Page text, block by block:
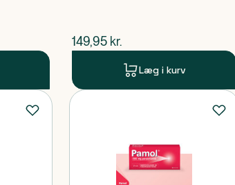
$nuværende pris
149,95 kr.
Læg i kurv